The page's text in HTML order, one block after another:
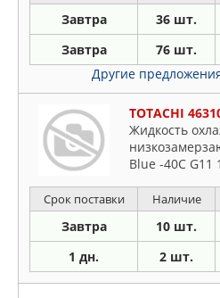
Завтра 36 шт.
Завтра 76 шт.
Другие
TOTACHI
Жидкость
Blue -40C G11
Срок поставки Наличие
Завтра 10 шт.
1 дн. 2 шт.